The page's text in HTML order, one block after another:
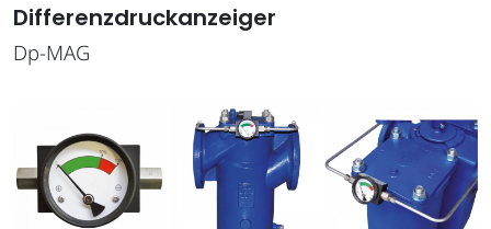
Differenzdruck­anzeiger
Dp-MAG